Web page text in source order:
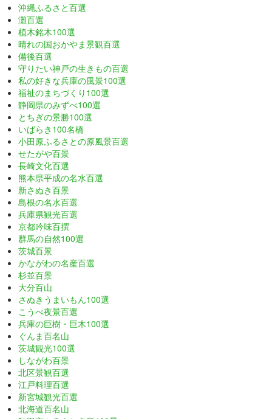
沖縄ふるさと百選
灘百選
植木銘木100選
晴れの国おかやま景観百選
備後百選
守りたい神戸の生きもの百選
私の好きな兵庫の風景100選
福祉のまちづくり100選
静岡県のみずべ100選
とちぎの景勝100選
いばらき100名橋
小田原ふるさとの原風景百選
せたがや百景
長崎文化百選
熊本県平成の名水百選
新さぬき百景
島根の名水百選
兵庫県観光百選
京都吟味百撰
群馬の自然100選
茨城百景
かながわの名産百選
杉並百景
大分百山
さぬきうまいもん100選
こうべ夜景百選
兵庫の巨樹・巨木100選
ぐんま百名山
茨城観光100選
しながわ百景
北区景観百選
江戸料理百選
新宮城観光百選
北海道百名山